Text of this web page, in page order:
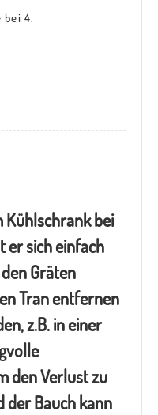
bei 4.
Kühlschrank bei
er sich einfach
Gräten
Tran entfernen
z.B. in einer
den Verlust zu
der Bauch kann